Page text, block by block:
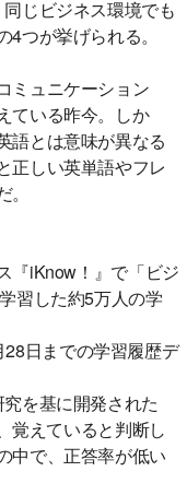
じビジネス環境でも
つが挙げられる。
ミュニケーション
ている昨今。しか
語とは意味が異なる
正しい英単語やフレ
『iKnow！』で「ビジ
習した約5万人の学
日までの学習履歴デ
を基に開発された
覚えていると判断し
中で、正答率が低い